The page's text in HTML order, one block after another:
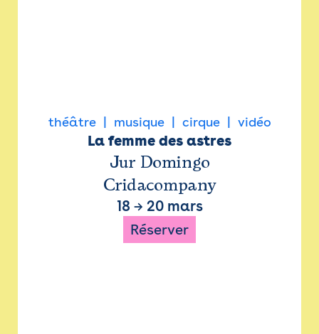
théâtre musique cirque vidéo
La femme des astres
Jur Domingo
Cridacompany
18 → 20 mars
Réserver